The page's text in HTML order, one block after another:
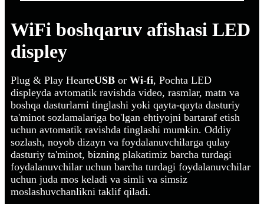
WiFi boshqaruv afishasi LED
displey
Plug & Play HearteUSB or Wi-fi, Pochta LED
displeyda avtomatik ravishda video, rasmlar, matn va
boshqa dasturlarni tinglashi yoki qayta-qayta dasturiy
ta'minot sozlamalariga bo'lgan ehtiyojni bartaraf etish
uchun avtomatik ravishda tinglashi mumkin. Oddiy
sozlash, noyob dizayn va foydalanuvchilarga qulay
dasturiy ta'minot, bizning plakatimiz barcha turdagi
foydalanuvchilar uchun barcha turdagi foydalanuvchilar
uchun juda mos keladi va simli va simsiz
moslashuvchanlikni taklif qiladi.